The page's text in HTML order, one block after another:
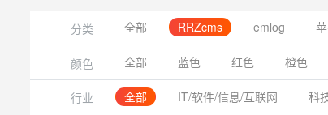
分类 全部 RRZcms emlog
颜色 全部 蓝色 红色 橙色
行业 全部 IT/软件/信息/互联网 科